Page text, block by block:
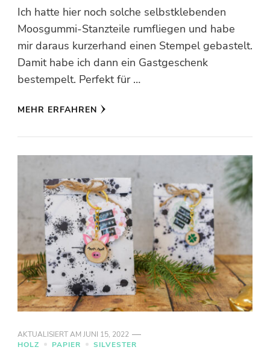
Ich hatte hier noch solche selbstklebenden
Moosgummi-Stanzteile rumfliegen und habe
mir daraus kurzerhand einen Stempel gebastelt.
Damit habe ich dann ein Gastgeschenk
bestempelt. Perfekt für …
MEHR ERFAHREN
AKTUALISIERT AM JUNI 15, 2022
HOLZ
PAPIER SILVESTER